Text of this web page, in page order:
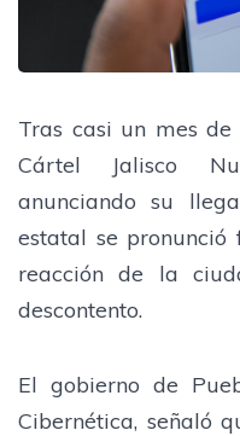
Tras casi un mes
Cártel Jalisco
anunciando su
estatal se pronunció
reacción de la
descontento.
El gobierno de
Cibernética, señaló